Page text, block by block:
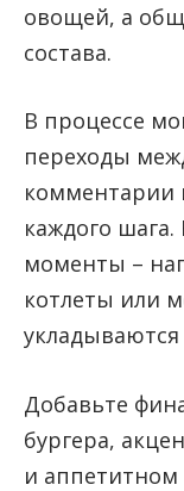
овощей, а
состава.
В процессе
переходы
комментарии
каждого
моменты –
котлеты или
укладываются
Добавьте
бургера,
и